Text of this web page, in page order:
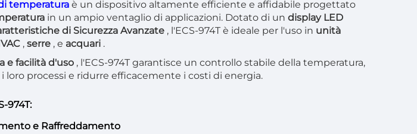
temperatura è un dispositivo altamente efficiente e affidabile progettato
in un ampio ventaglio di applicazioni. Dotato di un display LED
di Sicurezza Avanzate , l'ECS-974T è ideale per l'uso in unità
, serre , e acquari .
e facilità d'uso , l'ECS-974T garantisce un controllo stabile della temperatura,
processi e ridurre efficacemente i costi di energia.
974T:
e Raffreddamento